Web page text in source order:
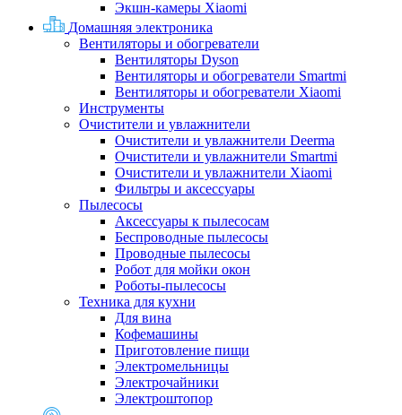
Экшн-камеры Xiaomi
Домашняя электроника
Вентиляторы и обогреватели
Вентиляторы Dyson
Вентиляторы и обогреватели Smartmi
Вентиляторы и обогреватели Xiaomi
Инструменты
Очистители и увлажнители
Очистители и увлажнители Deerma
Очистители и увлажнители Smartmi
Очистители и увлажнители Xiaomi
Фильтры и аксессуары
Пылесосы
Аксессуары к пылесосам
Беспроводные пылесосы
Проводные пылесосы
Робот для мойки окон
Роботы-пылесосы
Техника для кухни
Для вина
Кофемашины
Приготовление пищи
Электромельницы
Электрочайники
Электроштопор